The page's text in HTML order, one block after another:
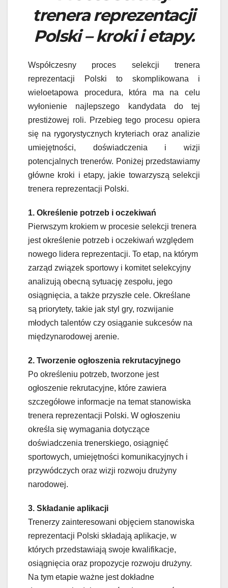
trenera reprezentacji
Polski – kroki i etapy.
Współczesny proces selekcji trenera
reprezentacji Polski to skomplikowana i
wieloetapowa procedura, która ma na celu
wyłonienie najlepszego kandydata do tej
prestiżowej roli. Przebieg tego procesu opiera
się na rygorystycznych kryteriach oraz analizie
umiejętności, doświadczenia i wizji
potencjalnych trenerów. Poniżej przedstawiamy
główne kroki i etapy, jakie towarzyszą selekcji
trenera reprezentacji Polski.
1. Określenie potrzeb i oczekiwań
Pierwszym krokiem w procesie selekcji trenera
jest określenie potrzeb i oczekiwań względem
nowego lidera reprezentacji. To etap, na którym
zarząd związek sportowy i komitet selekcyjny
analizują obecną sytuację zespołu, jego
osiągnięcia, a także przyszłe cele. Określane
są priorytety, takie jak styl gry, rozwijanie
młodych talentów czy osiąganie sukcesów na
międzynarodowej arenie.
2. Tworzenie ogłoszenia rekrutacyjnego
Po określeniu potrzeb, tworzone jest
ogłoszenie rekrutacyjne, które zawiera
szczegółowe informacje na temat stanowiska
trenera reprezentacji Polski. W ogłoszeniu
określa się wymagania dotyczące
doświadczenia trenerskiego, osiągnięć
sportowych, umiejętności komunikacyjnych i
przywódczych oraz wizji rozwoju drużyny
narodowej.
3. Składanie aplikacji
Trenerzy zainteresowani objęciem stanowiska
reprezentacji Polski składają aplikacje, w
których przedstawiają swoje kwalifikacje,
osiągnięcia oraz propozycje rozwoju drużyny.
Na tym etapie ważne jest dokładne